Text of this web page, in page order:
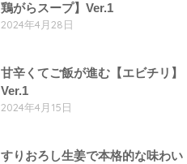
鶏がらスープ】Ver.1
2024年4月28日
甘辛くてご飯が進む【エビチリ】
Ver.1
2024年4月15日
すりおろし生姜で本格的な味わい